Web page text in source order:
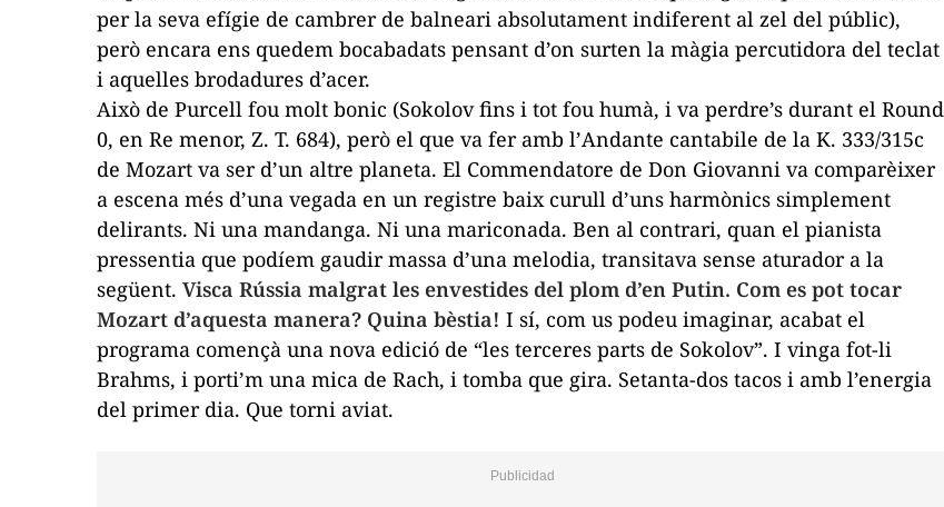
per la seva efígie de cambrer de balneari absolutament indiferent al zel del públic),
però encara ens quedem bocabadats pensant d’on surten la màgia percutidora del teclat
i aquelles brodadures d’acer.
Això de Purcell fou molt bonic (Sokolov fins i tot fou humà, i va perdre’s durant el Round
0, en Re menor, Z. T. 684), però el que va fer amb l’Andante cantabile de la K. 333/315c
de Mozart va ser d’un altre planeta. El Commendatore de Don Giovanni va comparèixer
a escena més d’una vegada en un registre baix curull d’uns harmònics simplement
delirants. Ni una mandanga. Ni una mariconada. Ben al contrari, quan el pianista
pressentia que podíem gaudir massa d’una melodia, transitava sense aturador a la
següent. Visca Rússia malgrat les envestides del plom d’en Putin. Com es pot tocar
Mozart d’aquesta manera? Quina bèstia! I sí, com us podeu imaginar, acabat el
programa començà una nova edició de “les terceres parts de Sokolov”. I vinga fot-li
Brahms, i porti’m una mica de Rach, i tomba que gira. Setanta-dos tacos i amb l’energia
del primer dia. Que torni aviat.